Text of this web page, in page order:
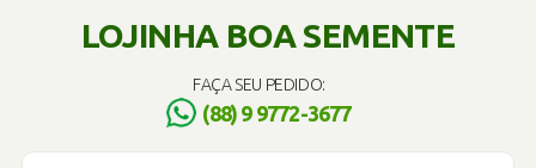
LOJINHA BOA SEMENTE
FAÇA SEU PEDIDO:
(88) 9 9772-3677